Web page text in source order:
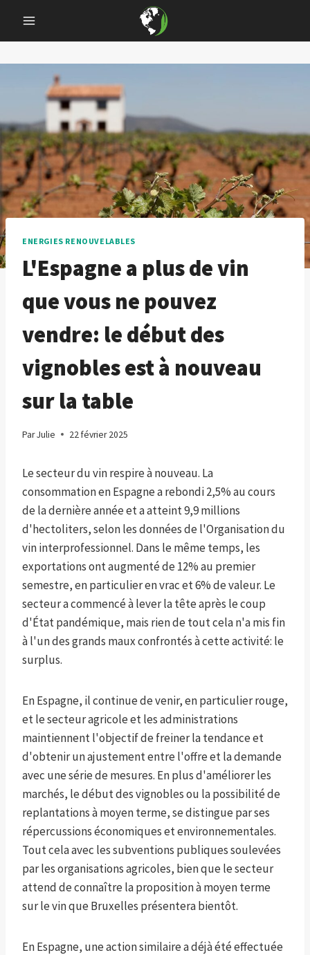
content
ENERGIES RENOUVELABLES
L'Espagne a plus de vin
que vous ne pouvez
vendre: le début des
vignobles est à nouveau
sur la table
ParJulie 22 février 2025
Le secteur du vin respire à nouveau. La
consommation en Espagne a rebondi 2,5% au cours
de la dernière année et a atteint 9,9 millions
d'hectoliters, selon les données de l'Organisation du
vin interprofessionnel. Dans le même temps, les
exportations ont augmenté de 12% au premier
semestre, en particulier en vrac et 6% de valeur. Le
secteur a commencé à lever la tête après le coup
d'État pandémique, mais rien de tout cela n'a mis fin
à l'un des grands maux confrontés à cette activité: le
surplus.
En Espagne, il continue de venir, en particulier rouge,
et le secteur agricole et les administrations
maintiennent l'objectif de freiner la tendance et
d'obtenir un ajustement entre l'offre et la demande
avec une série de mesures. En plus d'améliorer les
marchés, le début des vignobles ou la possibilité de
replantations à moyen terme, se distingue par ses
répercussions économiques et environnementales.
Tout cela avec les subventions publiques soulevées
par les organisations agricoles, bien que le secteur
attend de connaître la proposition à moyen terme
sur le vin que Bruxelles présentera bientôt.
En Espagne, une action similaire a déjà été effectuée